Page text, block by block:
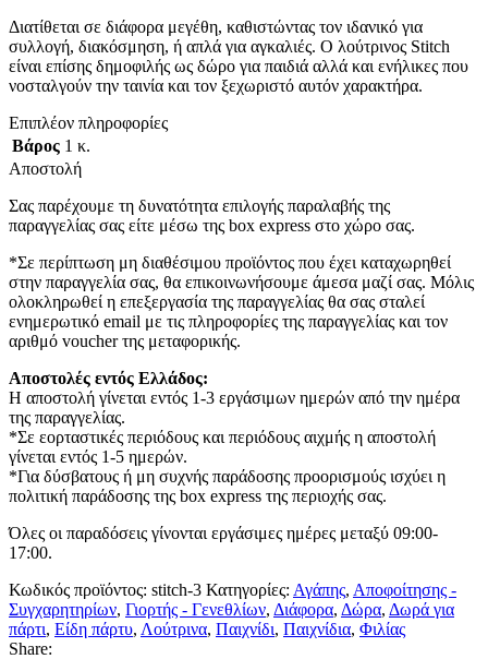
Διατίθεται σε διάφορα μεγέθη, καθιστώντας τον ιδανικό για
συλλογή, διακόσμηση, ή απλά για αγκαλιές. Ο λούτρινος Stitch
είναι επίσης δημοφιλής ως δώρο για παιδιά αλλά και ενήλικες που
νοσταλγούν την ταινία και τον ξεχωριστό αυτόν χαρακτήρα.
Επιπλέον πληροφορίες
Βάρος 1 κ.
Αποστολή
Σας παρέχουμε τη δυνατότητα επιλογής παραλαβής της
παραγγελίας σας είτε μέσω της box express στο χώρο σας.
*Σε περίπτωση μη διαθέσιμου προϊόντος που έχει καταχωρηθεί
στην παραγγελία σας, θα επικοινωνήσουμε άμεσα μαζί σας. Μόλις
ολοκληρωθεί η επεξεργασία της παραγγελίας θα σας σταλεί
ενημερωτικό email με τις πληροφορίες της παραγγελίας και τον
αριθμό voucher της μεταφορικής.
Αποστολές εντός Ελλάδος:
Η αποστολή γίνεται εντός 1-3 εργάσιμων ημερών από την ημέρα
της παραγγελίας.
*Σε εορταστικές περιόδους και περιόδους αιχμής η αποστολή
γίνεται εντός 1-5 ημερών.
*Για δύσβατους ή μη συχνής παράδοσης προορισμούς ισχύει η
πολιτική παράδοσης της box express της περιοχής σας.
Όλες οι παραδόσεις γίνονται εργάσιμες ημέρες μεταξύ 09:00-
17:00.
Κωδικός προϊόντος: stitch-3 Κατηγορίες: Αγάπης, Αποφοίτησης -
Συγχαρητηρίων, Γιορτής - Γενεθλίων, Διάφορα, Δώρα, Δωρά για
πάρτι, Είδη πάρτυ, Λούτρινα, Παιχνίδι, Παιχνίδια, Φιλίας
Share: